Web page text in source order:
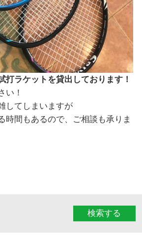
打ラケットを貸出しております！
い！
してしまいますが
時間もあるので、ご相談も承りま
検索する